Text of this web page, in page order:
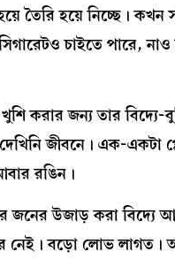
তৈরি হয়ে নিচ্ছে।
চাইতে
করার জন্য তার
জীবনে। এক-
রঙিন।
জনের উজাড় করা
নেই। বড়ো লোভ লাগত।